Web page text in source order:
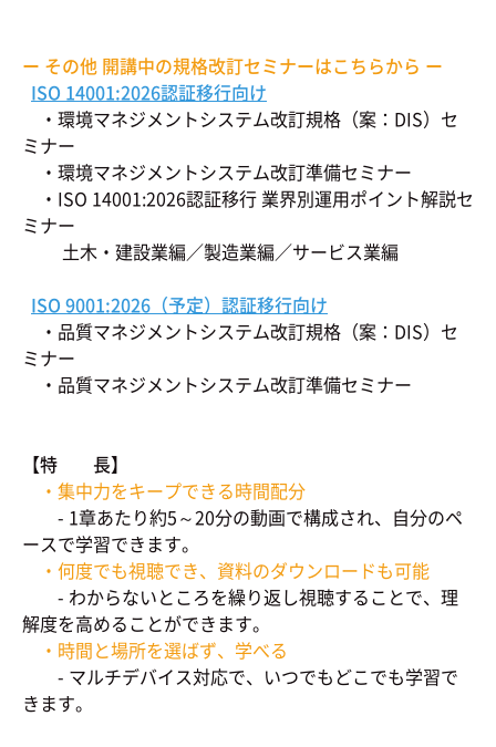
ー その他 開講中の規格改訂セミナーはこちらから ー
ISO 14001:2026認証移行向け
・環境マネジメントシステム改訂規格（案：DIS）セ
ミナー
・環境マネジメントシステム改訂準備セミナー
・ISO 14001:2026認証移行 業界別運用ポイント解説セ
ミナー
土木・建設業編／製造業編／サービス業編
ISO 9001:2026（予定）認証移行向け
・品質マネジメントシステム改訂規格（案：DIS）セ
ミナー
・品質マネジメントシステム改訂準備セミナー
【特 長】
・集中力をキープできる時間配分
- 1章あたり約5～20分の動画で構成され、自分のペ
ースで学習できます。
・何度でも視聴でき、資料のダウンロードも可能
- わからないところを繰り返し視聴することで、理
解度を高めることができます。
・時間と場所を選ばず、学べる
- マルチデバイス対応で、いつでもどこでも学習で
きます。